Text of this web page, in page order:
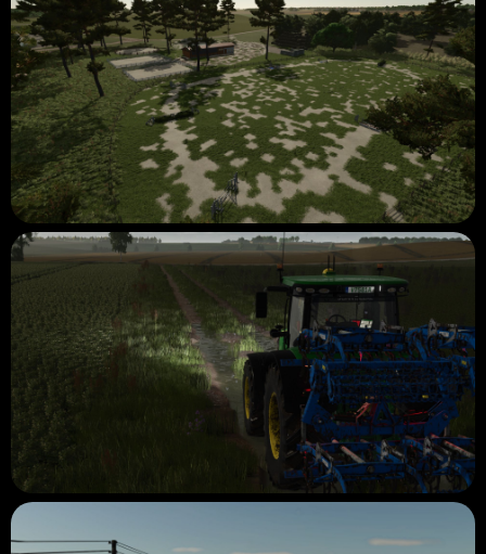
✅️-Adicionado limite do mapa.
✅️- Veículos AI personalizados.
✅️-Estradas reformuladas, agora todas as estradas estão com
poças.
✅️-Algumas estradas de terra ao redor dos campos agora
possuem locais de lama, quando chove a água fica visível.
✅️-Adicionados alguns pontos de venda e estações de compra
(haverá mais).
✅️- Foram adicionados alguns estábulos de animais (haverá
vacas, porcos, galinhas, ovelhas, cavalos).
Coisas que faltam fazer:
⏳️- No momento estou trabalhando com os placeables
adicionando-os ao mapa e configurando-os.
⏳️- Colocação de objetos animados.
⏳️- Testando o mapa e seu comportamento.
🏁🏁 O próximo lançamento será o lançamento do mapa
completo, então pode levar algum tempo, porque em versões
anteriores aprendi que a pressa para o lançamento não é
opcional. 😃
♻️♻️♻️♻️
Mais atualizações serão postadas conforme a progressão
avança e se houver algo para mostrar mais 😉